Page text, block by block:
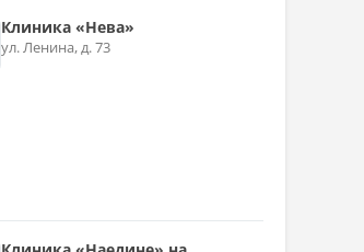
Клиника «Нева»
ул. Ленина, д. 73